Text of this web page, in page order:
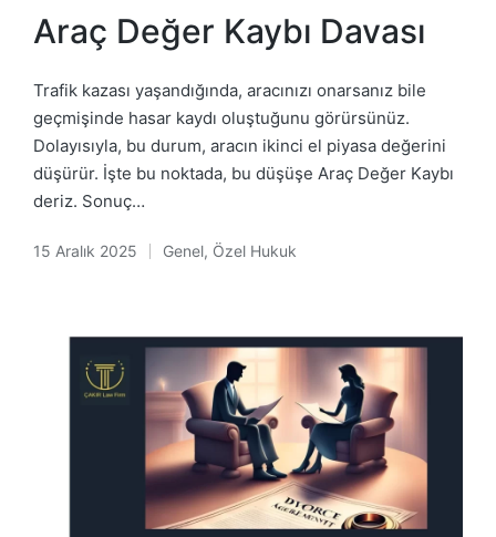
in
Araç Değer Kaybı Davası
Trafik kazası yaşandığında, aracınızı onarsanız bile
geçmişinde hasar kaydı oluştuğunu görürsünüz.
Dolayısıyla, bu durum, aracın ikinci el piyasa değerini
düşürür. İşte bu noktada, bu düşüşe Araç Değer Kaybı
deriz. Sonuç…
15 Aralık 2025
Posted
Genel, Özel Hukuk